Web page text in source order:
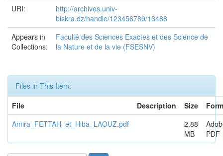
URI:
http://archives.univ-
biskra.dz/handle/123456789/13488
Appears in
Collections:
Faculté des Sciences Exactes et des Science de
la Nature et de la vie (FSESNV)
Files in This Item:
File
Description Size
Amira_FETTAH_et_Hiba_LAOUZ.pdf
2,88
MB
PDF